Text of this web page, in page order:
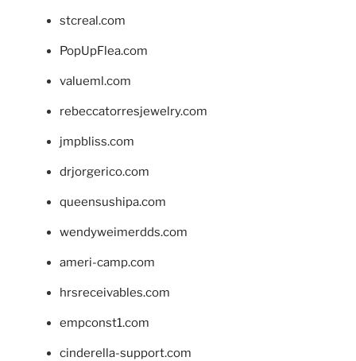
stcreal.com
PopUpFlea.com
valueml.com
rebeccatorresjewelry.com
jmpbliss.com
drjorgerico.com
queensushipa.com
wendyweimerdds.com
ameri-camp.com
hrsreceivables.com
empconst1.com
cinderella-support.com